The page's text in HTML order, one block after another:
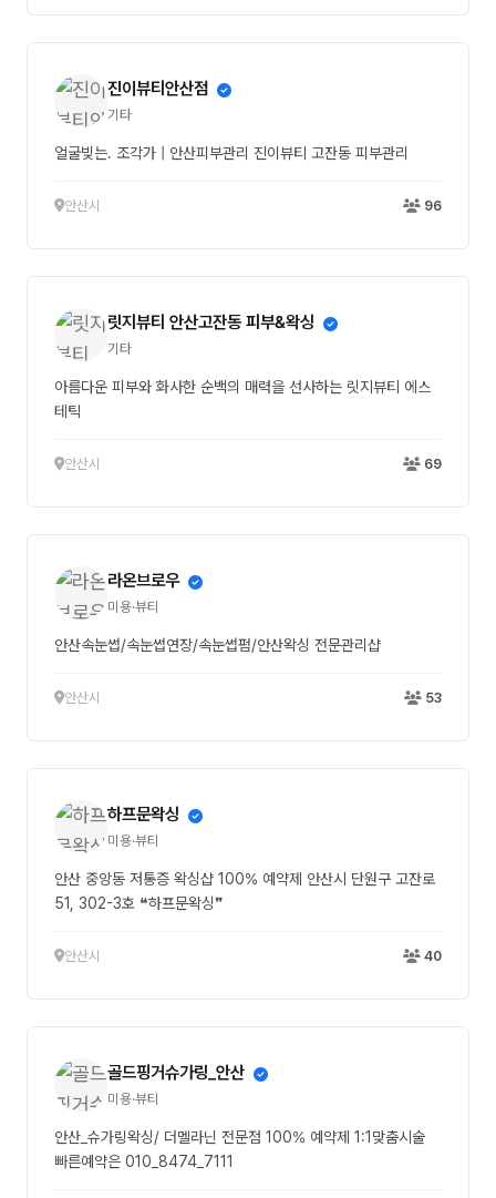
진이뷰티안산점
기타
얼굴빚는. 조각가 | 안산피부관리 진이뷰티 고잔동 피부관리
안산시 96
릿지뷰티 안산고잔동 피부&왁싱
기타
아름다운 피부와 화사한 순백의 매력을 선사하는 릿지뷰티 에스
테틱
안산시 69
라온브로우
미용·뷰티
안산속눈썹/속눈썹연장/속눈썹펌/안산왁싱 전문관리샵
안산시 53
하프문왁싱
미용·뷰티
안산 중앙동 저통증 왁싱샵 100% 예약제 안산시 단원구 고잔로
51, 302-3호 ❝하프문왁싱❞
안산시 40
골드핑거슈가링_안산
미용·뷰티
안산_슈가링왁싱/ 더멜라닌 전문점 100% 예약제 1:1맞춤시술
빠른예약은 010_8474_7111